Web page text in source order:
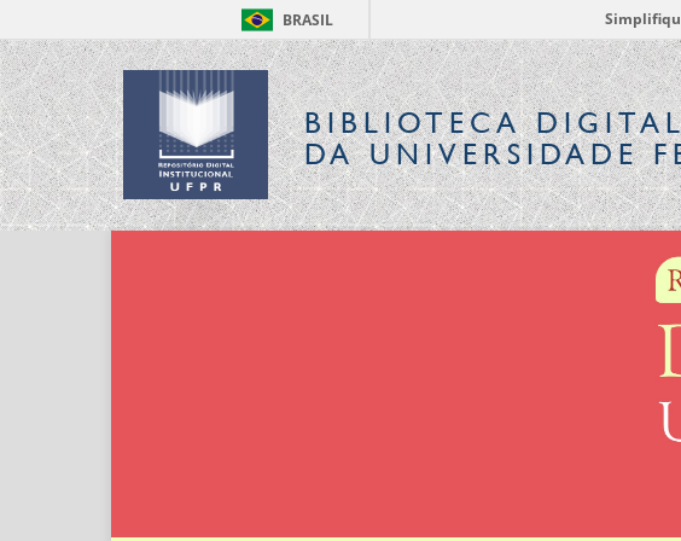
BRASIL
BIBLIOTECA
DA UNIVERSIDADE